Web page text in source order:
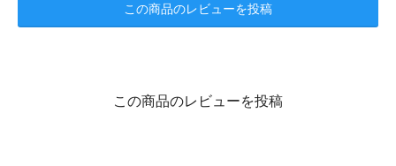
この商品のレビューを投稿
この商品のレビューを投稿